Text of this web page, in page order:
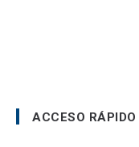
ACCESO RÁPIDO